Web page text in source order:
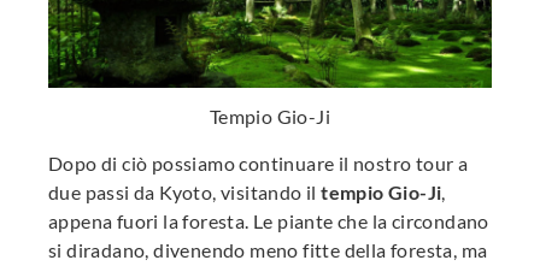
Tempio Gio-Ji
Dopo di ciò possiamo continuare il nostro tour a
due passi da Kyoto, visitando iltempio Gio-Ji,
appena fuori la foresta. Le piante che la circondano
si diradano, divenendo meno fitte della foresta, ma